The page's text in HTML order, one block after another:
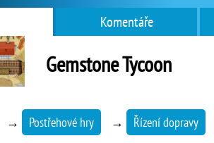
Komentáře
Gemstone Tycoon
→ Postřehové hry → Řízení dopravy